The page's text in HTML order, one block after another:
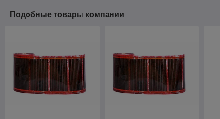
Подобные товары компании